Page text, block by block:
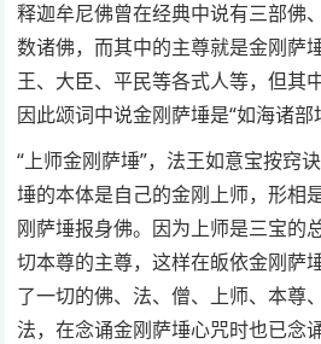
释迦牟尼佛曾在经典中说有三部佛
数诸佛，而其中的主尊就是金刚萨
王、大臣、平民等各式人等，但其
因此颂词中说金刚萨埵是“如海诸部
“上师金刚萨埵”，法王如意宝按窍
埵的本体是自己的金刚上师，形相
刚萨埵报身佛。因为上师是三宝的
切本尊的主尊，这样在皈依金刚萨
了一切的佛、法、僧、上师、本尊
法，在念诵金刚萨埵心咒时也已念